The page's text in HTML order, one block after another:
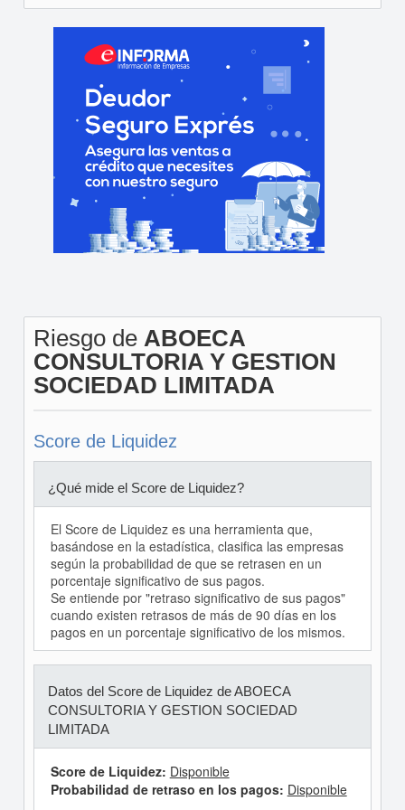
Riesgo de ABOECA
CONSULTORIA Y GESTION
SOCIEDAD LIMITADA
Score de Liquidez
¿Qué mide el Score de Liquidez?
El Score de Liquidez es una herramienta que,
basándose en la estadística, clasifica las empresas
según la probabilidad de que se retrasen en un
porcentaje significativo de sus pagos.
Se entiende por "retraso significativo de sus pagos"
cuando existen retrasos de más de 90 días en los
pagos en un porcentaje significativo de los mismos.
Datos del Score de Liquidez de ABOECA
CONSULTORIA Y GESTION SOCIEDAD
LIMITADA
Score de Liquidez: Disponible
Probabilidad de retraso en los pagos: Disponible